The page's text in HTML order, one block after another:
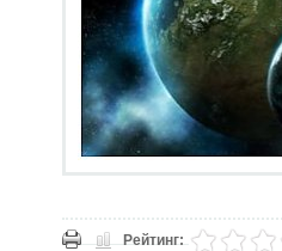
Рейтинг: